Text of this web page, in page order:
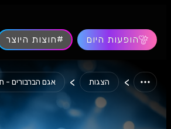
הופעות היום #חוצות היוצר
> הצגות >